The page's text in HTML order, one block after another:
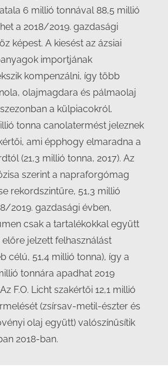
6 millió tonnával 88,5 millió
a 2018/2019. gazdasági
képest. A kiesést az ázsiai
importjának
kompenzálni, így több
olajmagdara és pálmaolaj
a külpiacokról.
tonna canolatermést jeleznek
ami épphogy elmaradna a
(21,3 millió tonna, 2017). Az
szerint a napraforgómag
rekordszintűre, 51,3 millió
2019. gazdasági évben,
csak a tartalékokkal együtt
előre jelzett felhasználást
célú, 51,4 millió tonna), így a
tonnára apadhat 2019
F.O. Licht szakértői 12,1 millió
(zsírsav-metil-észter és
olaj együtt) valószínűsítik
2018-ban.